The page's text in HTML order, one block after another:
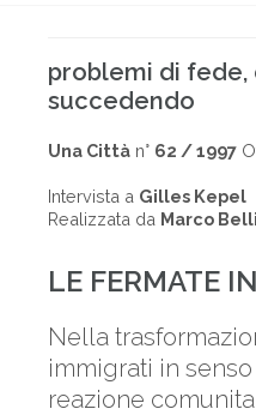
problemi di fede,
succedendo
Una Città n° 62 / 1997
Intervista a Gilles Kepel
Realizzata da Marco
LE FERMATE
Nella
immigrati in
reazione